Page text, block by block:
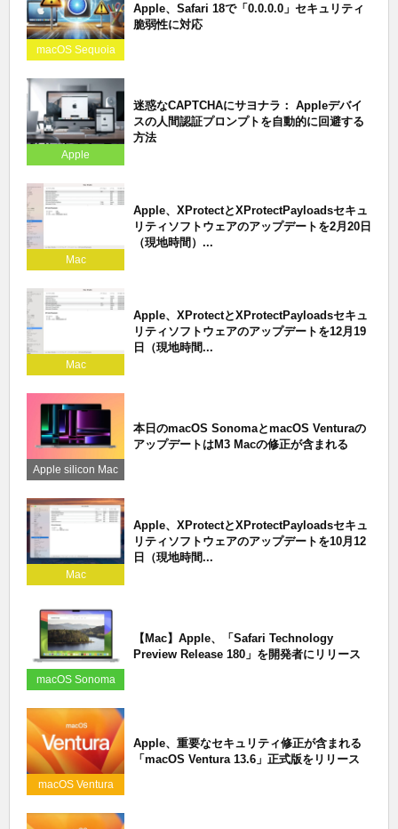
macOS Sequoia
Apple、Safari 18で「0.0.0.0」セキュリティ
脆弱性に対応
Apple
迷惑なCAPTCHAにサヨナラ： Appleデバイ
スの人間認証プロンプトを自動的に回避する
方法
Mac
Apple、XProtectとXProtectPayloadsセキュ
リティソフトウェアのアップデートを2月20日
（現地時間）...
Mac
Apple、XProtectとXProtectPayloadsセキュ
リティソフトウェアのアップデートを12月19
日（現地時間...
Apple silicon Mac
本日のmacOS SonomaとmacOS Venturaの
アップデートはM3 Macの修正が含まれる
Mac
Apple、XProtectとXProtectPayloadsセキュ
リティソフトウェアのアップデートを10月12
日（現地時間...
macOS Sonoma
【Mac】Apple、「Safari Technology
Preview Release 180」を開発者にリリース
macOS Ventura
Apple、重要なセキュリティ修正が含まれる
「macOS Ventura 13.6」正式版をリリース